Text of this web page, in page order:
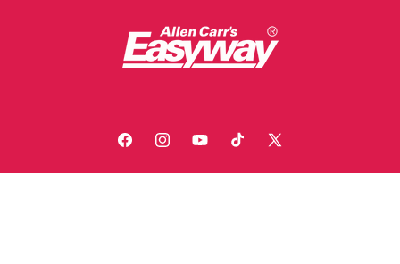
FacebookInstagramYouTubeTikTok
X
(Twitter)